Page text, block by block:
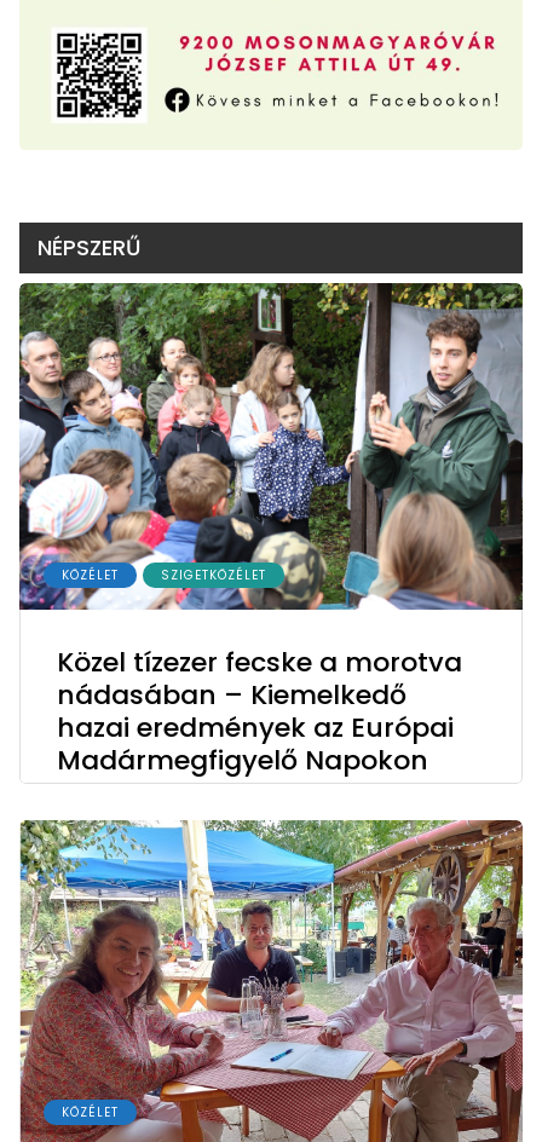
NÉPSZERŰ
KÖZÉLET SZIGETKÖZÉLET
Közel tízezer fecske a morotva
nádasában – Kiemelkedő
hazai eredmények az Európai
Madármegfigyelő Napokon
KÖZÉLET